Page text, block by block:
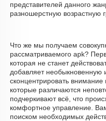
представителей данного
разношерстную возрастную
Что же мы получаем
рассматриваемого apk?
которая не станет
добавляет необыкновенную
сконцентрировать внимание
которые различаются
подчеркивают всё, что
комфортное управление.
поиском необходимых